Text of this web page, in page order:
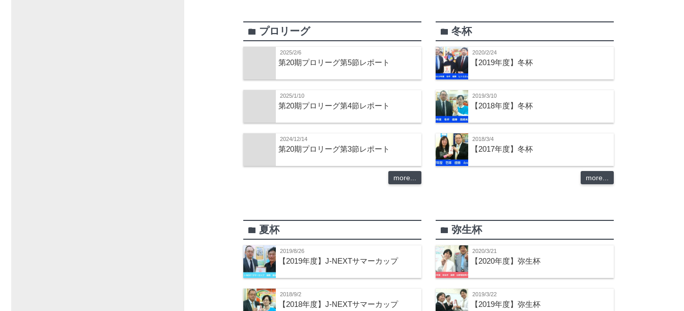
folder プロリーグ
2025/2/6
第20期プロリーグ第5節レポート
2025/1/10
第20期プロリーグ第4節レポート
2024/12/14
第20期プロリーグ第3節レポート
more...
folder 冬杯
2020/2/24
【2019年度】冬杯
2019/3/10
【2018年度】冬杯
2018/3/4
【2017年度】冬杯
more...
folder 夏杯
2019/8/26
【2019年度】J-NEXTサマーカップ
2018/9/2
【2018年度】J-NEXTサマーカップ
folder 弥生杯
2020/3/21
【2020年度】弥生杯
2019/3/22
【2019年度】弥生杯